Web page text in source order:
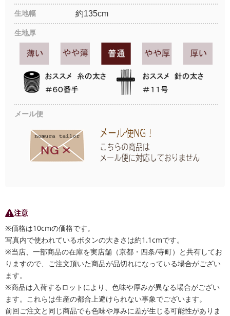
生地幅 約135cm
生地厚
メール便
注意
※価格は10cmの価格です。
写真内で使われているボタンの大きさは約1.1cmです。
※当店、一部商品の在庫を実店舗（京都・四条/寺町）と共有してお
りますので、ご注文頂いた商品が品切れになっている場合がござい
ます。
※商品は入荷するロットにより、色味や厚みが異なる場合がござい
ます。これらは生産の都合上避けられない事象でございます。
前回ご注文と同じ商品でも色味や厚みに差が生じる可能性がありま